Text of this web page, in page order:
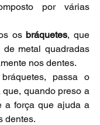
por várias
os bráquetes, que
metal quadradas
nos dentes.
que, quando preso a
a força que ajuda a
dentes.